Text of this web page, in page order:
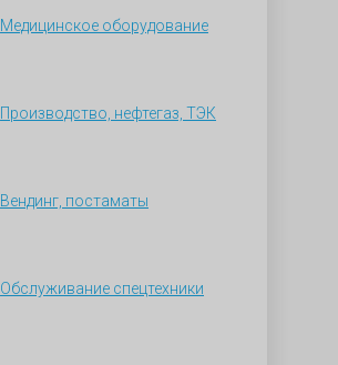
Медицинское оборудование
Производство, нефтегаз, ТЭК
Вендинг, постаматы
Обслуживание спецтехники